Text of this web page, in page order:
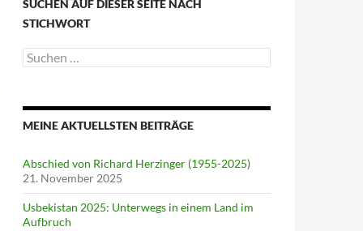
SUCHEN AUF DIESER SEITE NACH
STICHWORT
Suche
nach:
MEINE AKTUELLSTEN BEITRÄGE
Abschied von Richard Herzinger (1955-2025)
21. November 2025
Usbekistan 2025: Unterwegs in einem Land im
Aufbruch